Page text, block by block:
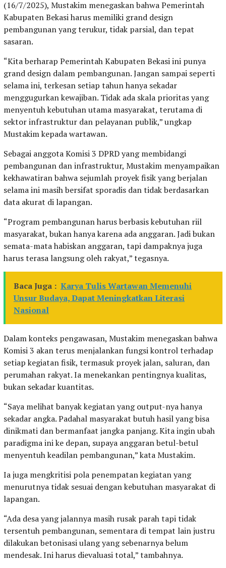
(16/7/2025), Mustakim menegaskan bahwa Pemerintah
Kabupaten Bekasi harus memiliki grand design
pembangunan yang terukur, tidak parsial, dan tepat
sasaran.
“Kita berharap Pemerintah Kabupaten Bekasi ini punya
grand design dalam pembangunan. Jangan sampai seperti
selama ini, terkesan setiap tahun hanya sekadar
menggugurkan kewajiban. Tidak ada skala prioritas yang
menyentuh kebutuhan utama masyarakat, terutama di
sektor infrastruktur dan pelayanan publik,” ungkap
Mustakim kepada wartawan.
Sebagai anggota Komisi 3 DPRD yang membidangi
pembangunan dan infrastruktur, Mustakim menyampaikan
kekhawatiran bahwa sejumlah proyek fisik yang berjalan
selama ini masih bersifat sporadis dan tidak berdasarkan
data akurat di lapangan.
“Program pembangunan harus berbasis kebutuhan riil
masyarakat, bukan hanya karena ada anggaran. Jadi bukan
semata-mata habiskan anggaran, tapi dampaknya juga
harus terasa langsung oleh rakyat,” tegasnya.
Baca Juga : Karya Tulis Wartawan Memenuhi
Unsur Budaya, Dapat Meningkatkan Literasi
Nasional
Dalam konteks pengawasan, Mustakim menegaskan bahwa
Komisi 3 akan terus menjalankan fungsi kontrol terhadap
setiap kegiatan fisik, termasuk proyek jalan, saluran, dan
perumahan rakyat. Ia menekankan pentingnya kualitas,
bukan sekadar kuantitas.
“Saya melihat banyak kegiatan yang output-nya hanya
sekadar angka. Padahal masyarakat butuh hasil yang bisa
dinikmati dan bermanfaat jangka panjang. Kita ingin ubah
paradigma ini ke depan, supaya anggaran betul-betul
menyentuh keadilan pembangunan,” kata Mustakim.
Ia juga mengkritisi pola penempatan kegiatan yang
menurutnya tidak sesuai dengan kebutuhan masyarakat di
lapangan.
“Ada desa yang jalannya masih rusak parah tapi tidak
tersentuh pembangunan, sementara di tempat lain justru
dilakukan betonisasi ulang yang sebenarnya belum
mendesak. Ini harus dievaluasi total,” tambahnya.